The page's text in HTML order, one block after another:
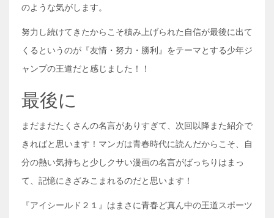
のような気がします。
努力し続けてきたからこそ積み上げられた自信が最後に出て
くるというのが『友情・努力・勝利』をテーマとする少年ジ
ャンプの王道だと感じました！！
最後に
まだまだたくさんの名言がありすぎて、次回以降また紹介で
きればと思います！マンガは青春時代に読んだからこそ、自
分の熱い気持ちと少しクサい漫画の名言がばっちりはまっ
て、記憶にきざみこまれるのだと思います！
『アイシールド２１』はまさに青春ど真ん中の王道スポーツ